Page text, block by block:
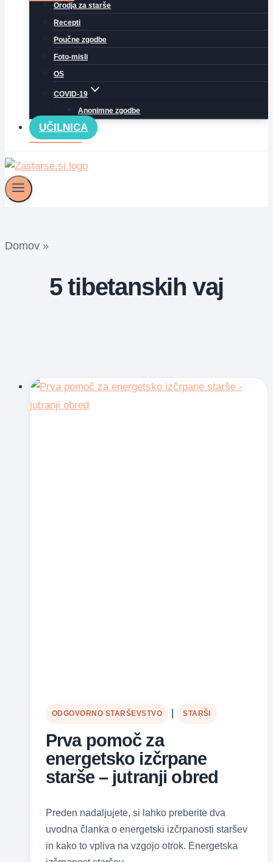
Orodja za starše
Recepti
Poučne zgodbe
Foto-misli
OS
COVID-19
Anonimne zgodbe
UČILNICA
Domov »
5 tibetanskih vaj
ODGOVORNO STARŠEVSTVO STARŠI
Prva pomoč za
energetsko izčrpane
starše – jutranji obred
Preden nadaljujete, si lahko preberite dva
uvodna članka o energetski izčrpanosti staršev
in kako to vpliva na vzgojo otrok. Energetska